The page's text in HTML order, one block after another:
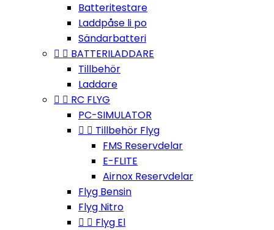
Batteritestare
Laddpåse li po
Sändarbatteri
  BATTERILADDARE
Tillbehör
Laddare
  RC FLYG
PC-SIMULATOR
  Tillbehör Flyg
FMS Reservdelar
E-FLITE
Airnox Reservdelar
Flyg Bensin
Flyg Nitro
  Flyg El